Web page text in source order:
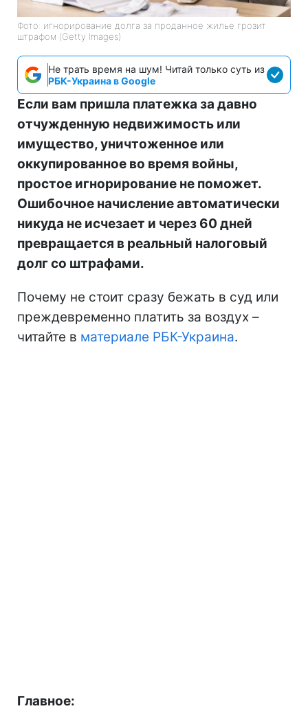
Фото: игнорирование долга за проданное жилье грозит
штрафом (Getty Images)
Не трать время на шум! Читай только суть из
РБК-Украина в Google
Если вам пришла платежка за давно
отчужденную недвижимость или
имущество, уничтоженное или
оккупированное во время войны,
простое игнорирование не поможет.
Ошибочное начисление автоматически
никуда не исчезает и через 60 дней
превращается в реальный налоговый
долг со штрафами.
Почему не стоит сразу бежать в суд или
преждевременно платить за воздух –
читайте в материале РБК-Украина.
Главное: